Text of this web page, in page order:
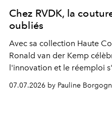
Chez RVDK, la
oubliés
Avec sa collection Haute
Ronald van der Kemp
l'innovation et le réemploi
07.07.2026 by Pauline